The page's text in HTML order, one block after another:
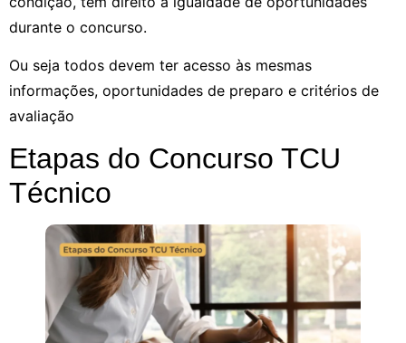
durante o concurso.
͏Ou se͏ja todos devem ter acesso às mesmas
informações, oportunidades de preparo e critérios de
avaliaçã͏o
Etapas do Concurso TCU
Técnico